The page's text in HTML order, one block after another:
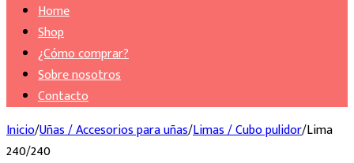
Home
Shop
¿Cómo comprar?
Sobre nosotros
Contacto
Inicio/Uñas / Accesorios para uñas/Limas / Cubo pulidor/Lima
240/240